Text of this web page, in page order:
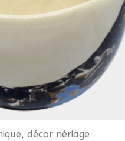
décor nériage